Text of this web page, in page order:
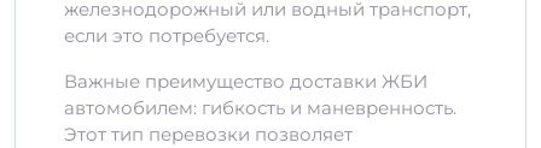
железнодорожный или водный транспорт,
если это потребуется.
Важные преимущество доставки ЖБИ
автомобилем: гибкость и маневренность.
Этот тип перевозки позволяет